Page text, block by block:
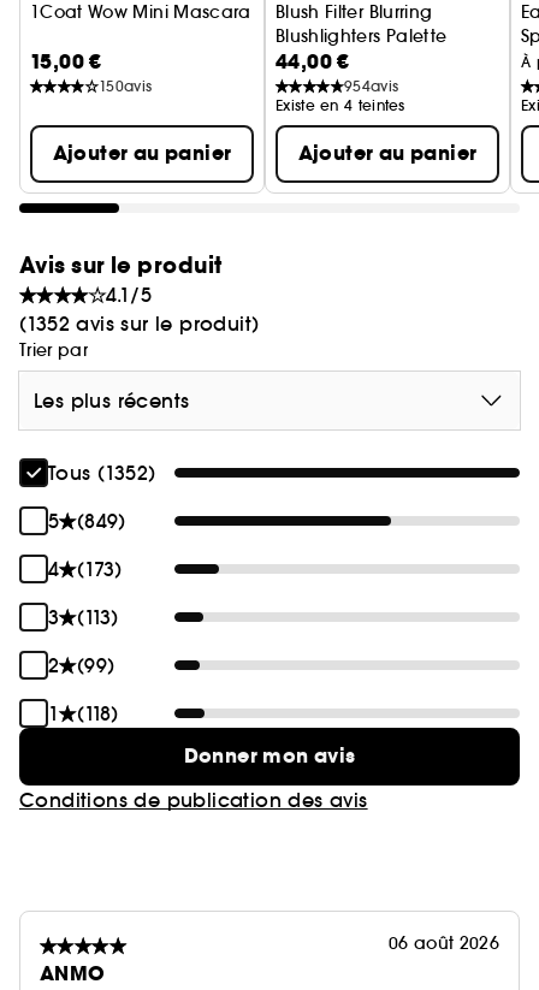
POURQUOI ON L'ADORE :
- Application rapide – une couche suffit
- Effet waouh
- La brosse à double face pour des résultats
immédiats
LES AUTRES CHOSES À SAVOIR :
chaque cil pour qu'il soit allongé, recourbé et
plus volumineux, sans effort.
1Coat Wow Mini Mascara
15,00 €
150avis
Ajouter au panier
Blush Filter Blurring
Blushlighters Palette
Palette Blush et Highlighter
44,00 €
954avis
Existe en 4 teintes
Ajouter au panier
À
Avis sur le produit
4.1/5
(1352 avis sur le produit)
Trier par
Les plus récents
Tous (1352)
5
(849)
4
(173)
3
(113)
2
(99)
1
(118)
Donner mon avis
Conditions de publication des avis
06 août 2026
ANMO